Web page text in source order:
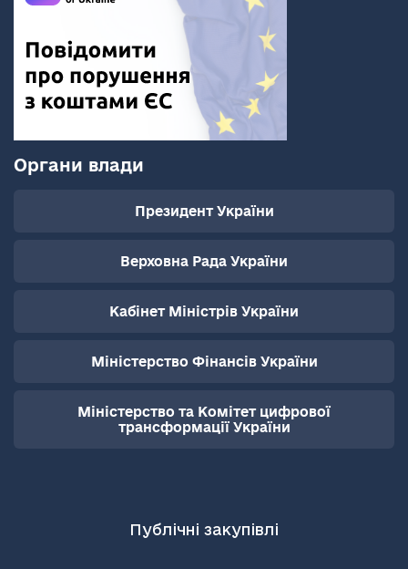
Органи влади
Президент України
Верховна Рада України
Кабінет Міністрів України
Міністерство Фінансів України
Міністерство та Комітет цифрової
трансформації України
Публічні закупівлі